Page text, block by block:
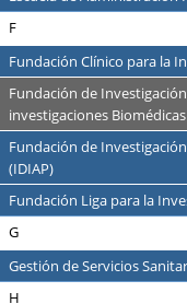
F
Fundación Clínico para la
Fundación de
investigaciones
Fundación de
(IDIAP)
Fundación Liga para la
G
Gestión de Servicios
H